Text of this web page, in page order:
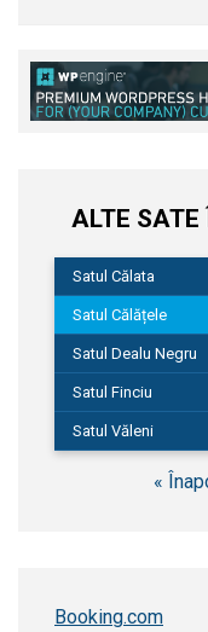
ALTE SATE
Satul Călata
Satul Călățele
Satul Dealu Negru
Satul Finciu
Satul Văleni
«
Booking.com